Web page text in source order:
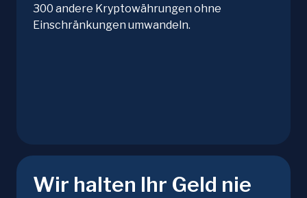
300 andere Kryptowährungen ohne
Einschränkungen umwandeln.
Wir halten Ihr Geld nie